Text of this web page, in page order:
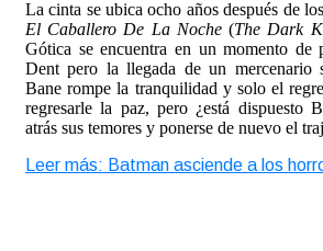
La cinta se ubica ocho años después de
El Caballero De La Noche(The Dark
Gótica se encuentra en un momento
Dent pero la llegada de un mercenario
Bane rompe la tranquilidad y solo el
regresarle la paz, pero ¿está dispuesto
atrás sus temores y ponerse de nuevo el
Leer más: Batman asciende a los